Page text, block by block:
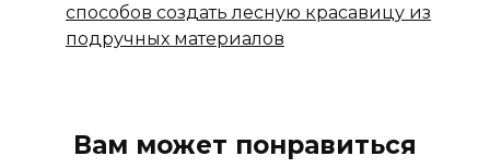
способов создать лесную красавицу из
подручных материалов
Вам может понравиться